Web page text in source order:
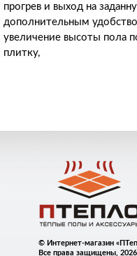
прогрев и выход на
дополнительным
увеличение высоты пола
плитку,
© Интернет-магазин
Все права защищены, 2026